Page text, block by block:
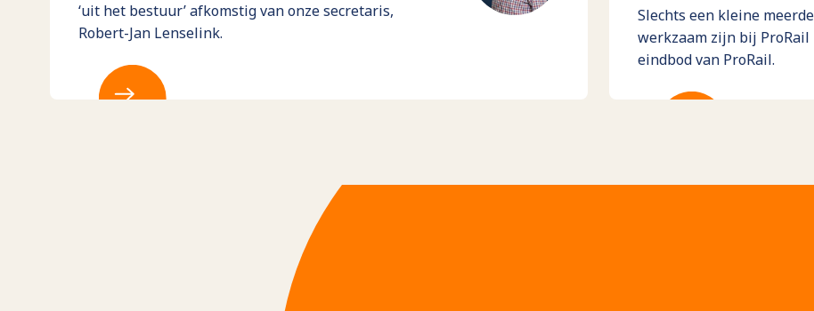
‘uit het bestuur’ afkomstig van onze secretaris,
Robert-Jan Lenselink.
Slechts een kleine
werkzaam zijn bij
eindbod van ProRail.